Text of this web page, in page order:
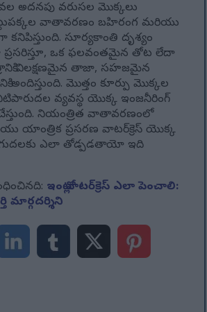
అదనపు వరుసల మొక్కలు
వాతావరణం బహిరంగ మరియు
సూర్యకాంతి దృశ్యం
ఒక ఫలవంతమైన తోట లేదా
విలక్షణమైన తాజా, సహజమైన
అందిస్తుంది. మొత్తం కూర్పు మొక్కల
వ్యవస్థ యొక్క ఇంజనీరింగ్
నియంత్రిత వాతావరణంలో
యాంత్రిక ప్రసరణ వాటర్‌క్రెస్ యొక్క
ఎలా తోడ్పడతాయో ఇది
ఇంట్లో వాటర్‌క్రెస్ ఎలా పెంచాలి:
మార్గదర్శిని